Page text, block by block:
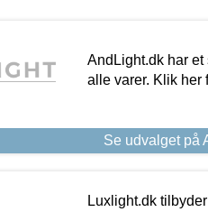
AndLight.dk har et
alle varer. Klik her
Se udvalget på
Luxlight.dk